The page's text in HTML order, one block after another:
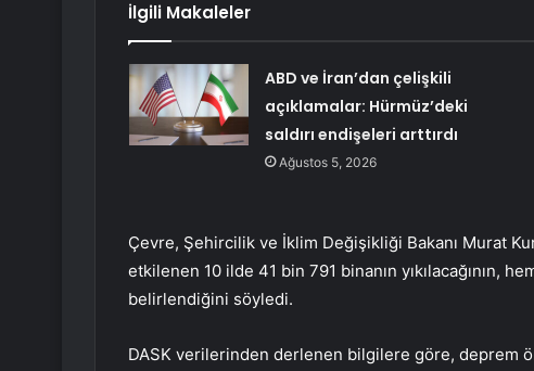
İlgili Makaleler
ABD ve İran’dan çelişkili
açıklamalar: Hürmüz’deki
saldırı endişeleri arttırdı
Ağustos 5, 2026
Çevre, Şehircilik ve İklim Değişikliği Bakanı Murat
etkilenen 10 ilde 41 bin 791 binanın yıkılacağının,
belirlendiğini söyledi.
DASK verilerinden derlenen bilgilere göre, deprem